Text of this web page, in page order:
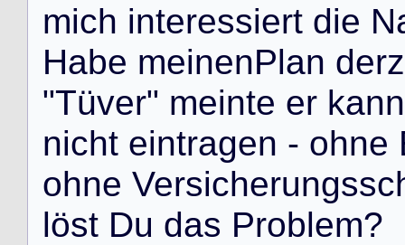
mich interessiert die N
Habe meinenPlan derz
"Tüver" meinte er kann
nicht eintragen - ohne
ohne Versicherungssc
löst Du das Problem?